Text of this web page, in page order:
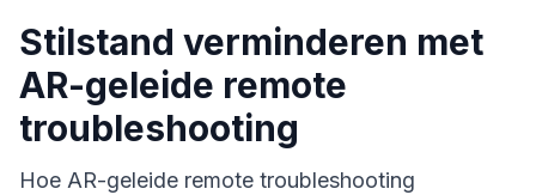
Stilstand verminderen met
AR-geleide remote
troubleshooting
Hoe AR-geleide remote troubleshooting